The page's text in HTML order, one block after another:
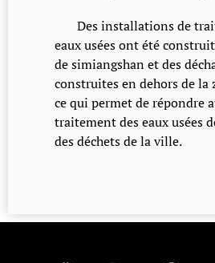
Des installations de
eaux usées ont été
de simiangshan et des
construites en dehors de la
ce qui permet de répondre
traitement des eaux usées
des déchets de la ville.